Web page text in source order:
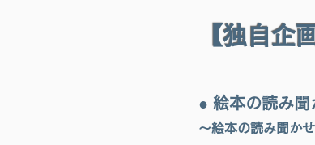
【独自企
● 絵本の読み聞
〜絵本の読み聞か